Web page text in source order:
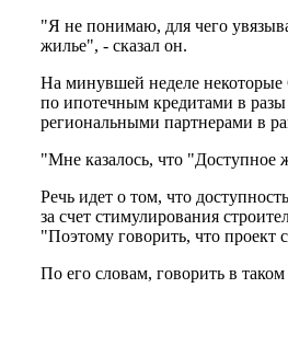
"Я не понимаю, для чего
жилье", - сказал он.
На минувшей неделе некоторые
по ипотечным кредитами в
региональными партнерами в
"Мне казалось, что "Доступное
Речь идет о том, что
за счет стимулирования
"Поэтому говорить, что проект
По его словам, говорить в